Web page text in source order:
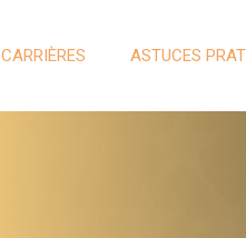
CARRIÈRES ASTUCES